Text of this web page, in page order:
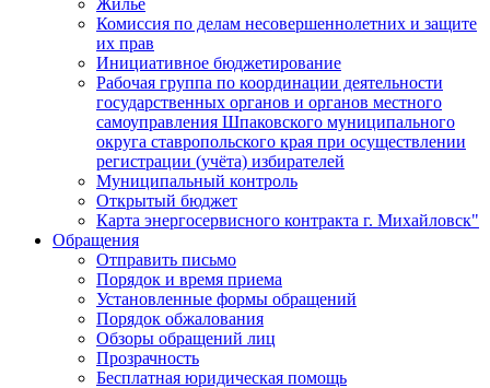
Комиссия по делам несовершеннолетних и защите
их прав
Инициативное бюджетирование
Рабочая группа по координации деятельности
государственных органов и органов местного
самоуправления Шпаковского муниципального
округа ставропольского края при осуществлении
регистрации (учёта) избирателей
Муниципальный контроль
Открытый бюджет
Карта энергосервисного контракта г. Михайловск"
Обращения
Отправить письмо
Порядок и время приема
Установленные формы обращений
Порядок обжалования
Обзоры обращений лиц
Прозрачность
Бесплатная юридическая помощь